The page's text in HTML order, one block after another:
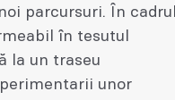
parcursuri. În cadrul
în tesutul
la un traseu
unor